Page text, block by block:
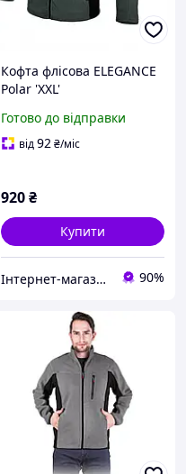
Кофта флісова ELEGANCE
Polar 'XXL'
Готово до відправки
від92₴/міс
920₴
Купити
Інтернет-магазин 100 Мікрон 90%